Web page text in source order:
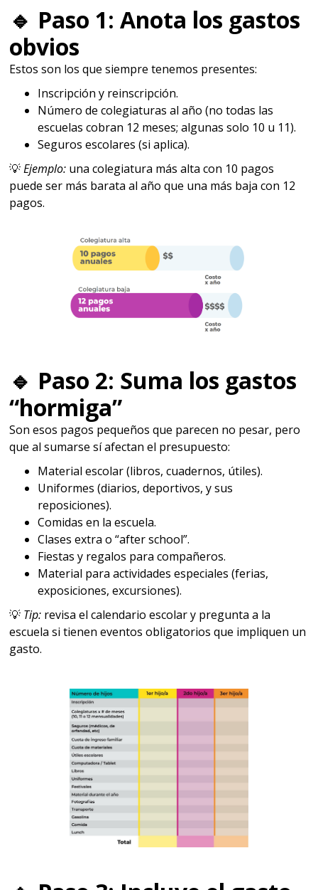
🔹 Paso 1: Anota los gastos
obvios
Estos son los que siempre tenemos presentes:
Inscripción y reinscripción.
Número de colegiaturas al año (no todas las
escuelas cobran 12 meses; algunas solo 10 u 11).
Seguros escolares (si aplica).
💡Ejemplo: una colegiatura más alta con 10 pagos
puede ser más barata al año que una más baja con 12
pagos.
🔹 Paso 2: Suma los gastos
“hormiga”
Son esos pagos pequeños que parecen no pesar, pero
que al sumarse sí afectan el presupuesto:
Material escolar (libros, cuadernos, útiles).
Uniformes (diarios, deportivos, y sus
reposiciones).
Comidas en la escuela.
Clases extra o “after school”.
Fiestas y regalos para compañeros.
Material para actividades especiales (ferias,
exposiciones, excursiones).
💡 Tip: revisa el calendario escolar y pregunta a la
escuela si tienen eventos obligatorios que impliquen un
gasto.